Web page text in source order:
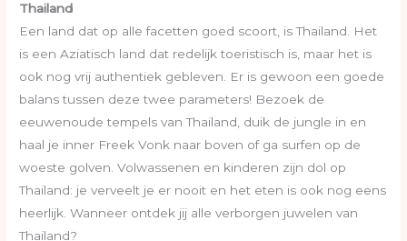
Thailand
Een land dat op alle facetten goed scoort, is Thailand. Het
is een Aziatisch land dat redelijk toeristisch is, maar het is
ook nog vrij authentiek gebleven. Er is gewoon een goede
balans tussen deze twee parameters! Bezoek de
eeuwenoude tempels van Thailand, duik de jungle in en
haal je inner Freek Vonk naar boven of ga surfen op de
woeste golven. Volwassenen en kinderen zijn dol op
Thailand: je verveelt je er nooit en het eten is ook nog eens
heerlijk. Wanneer ontdek jij alle verborgen juwelen van
Thailand?